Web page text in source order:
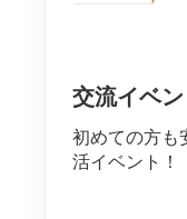
交流イベン
初めての方も
活イベント！